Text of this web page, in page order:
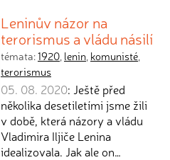
Leninův názor na
terorismus a vládu násilí
témata:1920, lenin, komunisté,
terorismus
05. 08. 2020: Ještě před
několika desetiletími jsme žili
v době, která názory a vládu
Vladimira Iljiče Lenina
idealizovala. Jak ale on…